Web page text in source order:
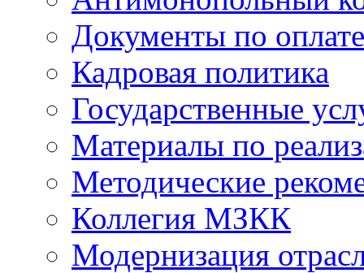
Документы по
Кадровая политика
Государственные
Материалы по
Методические
Коллегия МЗКК
Модернизация